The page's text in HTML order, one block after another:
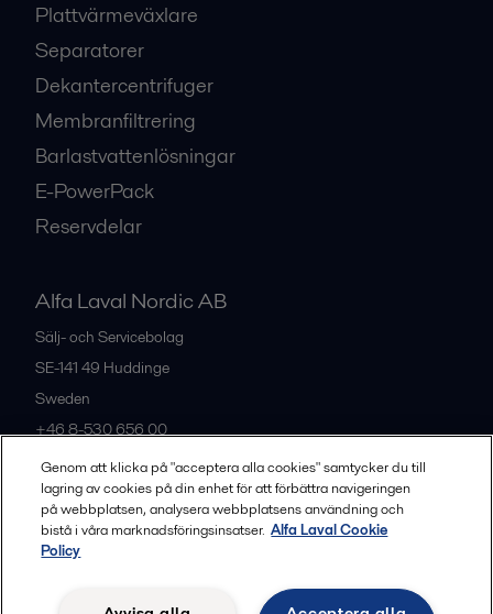
Plattvärmeväxlare
Separatorer
Dekantercentrifuger
Membranfiltrering
Barlastvattenlösningar
E-PowerPack
Reservdelar
Alfa Laval Nordic AB
Sälj- och Servicebolag
SE-141 49 Huddinge
Sweden
+46 8-530 656 00
Alla kontor och partners
Legal terms and conditions
Genom att klicka på "acceptera alla cookies" samtycker du till
lagring av cookies på din enhet för att förbättra navigeringen
på webbplatsen, analysera webbplatsens användning och
bistå i våra marknadsföringsinsatser. Alfa Laval Cookie
Policy